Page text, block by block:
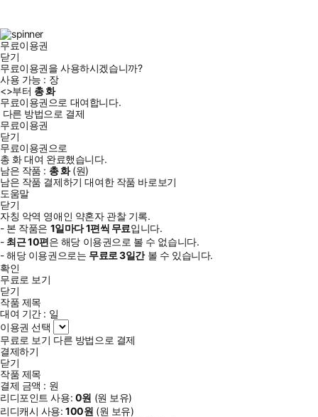
무료이용권
닫기
무료이용권을 사용하시겠습니까?
사용 가능 : 장
<>부터 총화
무료이용권으로 대여합니다.
다른 방법으로 결제
무료이용권
닫기
무료이용권으로
총 화대여 완료했습니다.
남은 작품 : 총화(원)
남은 작품 결제하기 대여한 작품 바로보기
도움말
닫기
자칭 악역 영애인 약혼자 관찰 기록.
- 본 작품은 1일마다1편씩 무료입니다.
- 최근10편은 해당 이용권으로 볼 수 없습니다.
- 해당 이용권으로는 무료로3일간볼 수 있습니다.
확인
무료로 보기
닫기
작품 제목
대여 기간 : 일
이용권 선택
무료로 보기 다른 방법으로 결제
결제하기
닫기
작품 제목
결제 금액 : 원
리디포인트 사용: 0원 (원 보유)
리디캐시 사용:100원 (원 보유)